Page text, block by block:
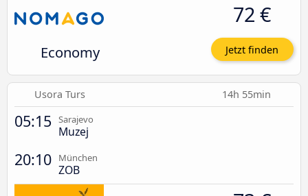
Economy
72 €
Jetzt finden
Usora Turs 14h 55min
05:15 Sarajevo
Muzej
20:10 München
ZOB